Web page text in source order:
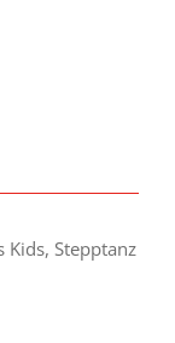
Kids, Stepptanz